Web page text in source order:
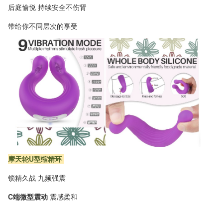
后庭愉悦 持续安全不伤肾
带给你不同层次的享受
摩天轮U型缩精环
锁精久战 九频强震
C端微型震动 震感柔和